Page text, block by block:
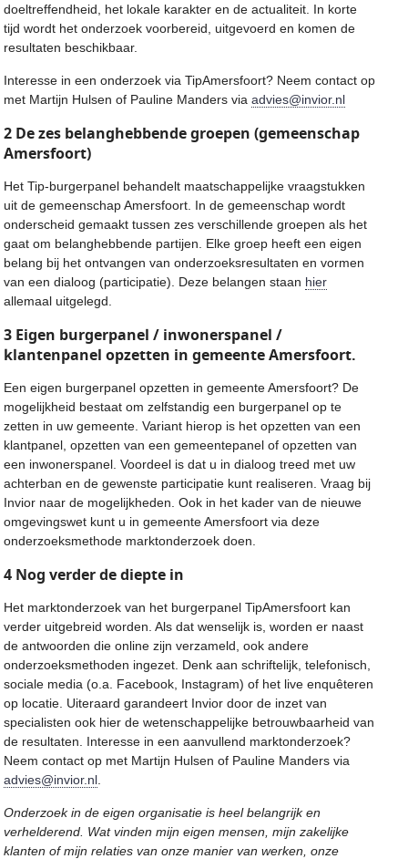
doeltreffendheid, het lokale karakter en de actualiteit. In korte
tijd wordt het onderzoek voorbereid, uitgevoerd en komen de
resultaten beschikbaar.
Interesse in een onderzoek via TipAmersfoort? Neem contact op
met Martijn Hulsen of Pauline Manders viaadvies@invior.nl
2 De zes belanghebbende groepen (gemeenschap
Amersfoort)
Het Tip-burgerpanel behandelt maatschappelijke vraagstukken
uit de gemeenschap Amersfoort. In de gemeenschap wordt
onderscheid gemaakt tussen zes verschillende groepen als het
gaat om belanghebbende partijen. Elke groep heeft een eigen
belang bij het ontvangen van onderzoeksresultaten en vormen
van een dialoog (participatie). Deze belangen staan hier
allemaal uitgelegd.
3 Eigen burgerpanel / inwonerspanel /
klantenpanel opzetten in gemeente Amersfoort.
Een eigen burgerpanel opzetten in gemeente Amersfoort? De
mogelijkheid bestaat om zelfstandig een burgerpanel op te
zetten in uw gemeente. Variant hierop is het opzetten van een
klantpanel, opzetten van een gemeentepanel of opzetten van
een inwonerspanel. Voordeel is dat u in dialoog treed met uw
achterban en de gewenste participatie kunt realiseren. Vraag bij
Invior naar de mogelijkheden. Ook in het kader van de nieuwe
omgevingswet kunt u in gemeente Amersfoort via deze
onderzoeksmethode marktonderzoek doen.
4 Nog verder de diepte in
Het marktonderzoek van het burgerpanel TipAmersfoort kan
verder uitgebreid worden. Als dat wenselijk is, worden er naast
de antwoorden die online zijn verzameld, ook andere
onderzoeksmethoden ingezet. Denk aan schriftelijk, telefonisch,
sociale media (o.a. Facebook, Instagram) of het live enquêteren
op locatie. Uiteraard garandeert Invior door de inzet van
specialisten ook hier de wetenschappelijke betrouwbaarheid van
de resultaten. Interesse in een aanvullend marktonderzoek?
Neem contact op met Martijn Hulsen of Pauline Manders via
advies@invior.nl
Onderzoek in de eigen organisatie is heel belangrijk en
verhelderend. Wat vinden mijn eigen mensen, mijn zakelijke
klanten of mijn relaties van onze manier van werken, onze